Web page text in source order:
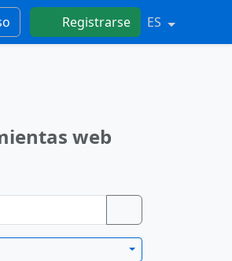
Registrarse ES
web